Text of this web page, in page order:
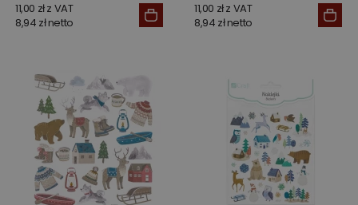
11,00 zł z VAT
8,94 zł netto
11,00 zł z VAT
8,94 zł netto